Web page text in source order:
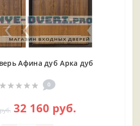
Афина дуб Арка дуб
0
32 160 руб.